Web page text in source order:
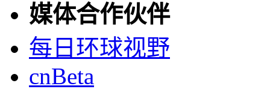
媒体合作伙伴
每日环球视野
cnBeta